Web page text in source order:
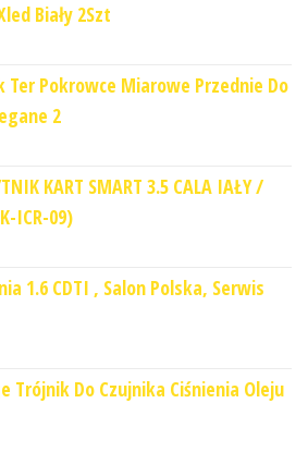
Biały 2Szt
Ter Pokrowce Miarowe Przednie Do
2
KART SMART 3.5 CALA IAŁY /
ICR-09)
1.6 CDTI , Salon Polska, Serwis
Trójnik Do Czujnika Ciśnienia Oleju